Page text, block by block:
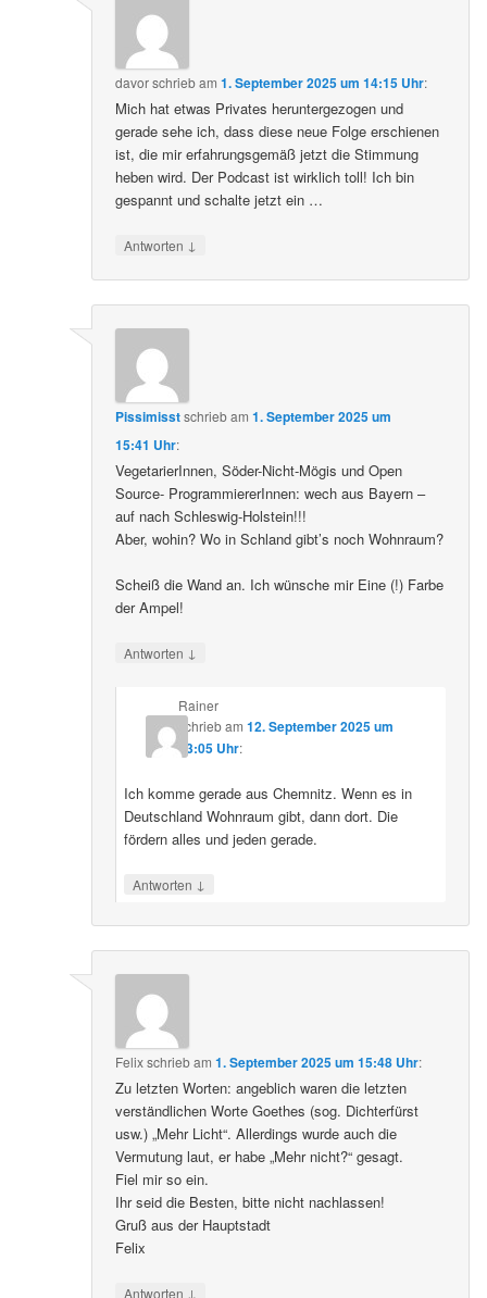
davorschriebam1. September 2025 um 14:15 Uhr:
Mich hat etwas Privates heruntergezogen und
gerade sehe ich, dass diese neue Folge erschienen
ist, die mir erfahrungsgemäß jetzt die Stimmung
heben wird. Der Podcast ist wirklich toll! Ich bin
gespannt und schalte jetzt ein …
Antworten ↓
Pissimisstschriebam1. September 2025 um
15:41 Uhr:
VegetarierInnen, Söder-Nicht-Mögis und Open
Source- ProgrammiererInnen: wech aus Bayern –
auf nach Schleswig-Holstein!!!
Aber, wohin? Wo in Schland gibt’s noch Wohnraum?
Scheiß die Wand an. Ich wünsche mir Eine (!) Farbe
der Ampel!
Antworten ↓
Rainer
schriebam 12. September 2025 um
23:05 Uhr:
Ich komme gerade aus Chemnitz. Wenn es in
Deutschland Wohnraum gibt, dann dort. Die
fördern alles und jeden gerade.
Antworten ↓
Felixschriebam1. September 2025 um 15:48 Uhr:
Zu letzten Worten: angeblich waren die letzten
verständlichen Worte Goethes (sog. Dichterfürst
usw.) „Mehr Licht“. Allerdings wurde auch die
Vermutung laut, er habe „Mehr nicht?“ gesagt.
Fiel mir so ein.
Ihr seid die Besten, bitte nicht nachlassen!
Gruß aus der Hauptstadt
Felix
Antworten ↓